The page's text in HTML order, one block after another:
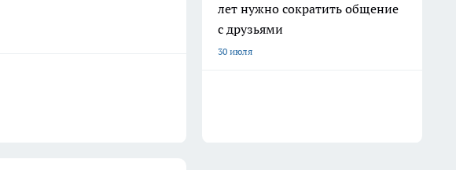
лет нужно сократить общение
с друзьями
30 июля